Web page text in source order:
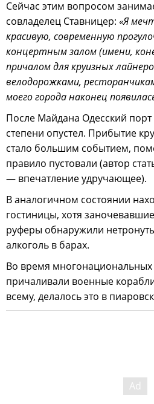
Сейчас этим вопросом
совладелец Ставницер: «Я
красивую, современную
концертным залом (имени,
причалом для круизных
велодорожками,
моего города наконец
После Майдана Одесский порт
степени опустел. Прибытие
стало большим событием,
правило пустовали (автор
— впечатление удручающее).
В аналогичном состоянии
гостиницы, хотя
руферы обнаружили
алкоголь в барах.
Во время
причаливали военные
всему, делалось это в